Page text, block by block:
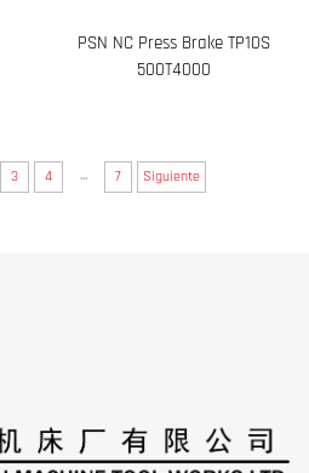
PSN NC Press Brake TP10S
500T4000
3 4 ... 7 Siguiente